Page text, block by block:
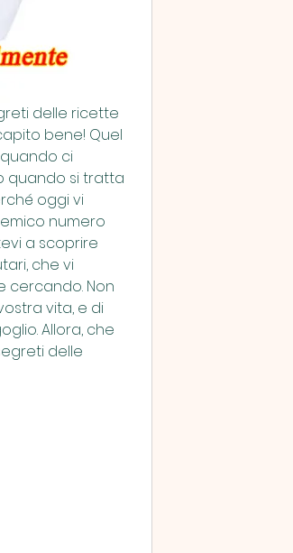
delle ricette
bene! Quel
ci
quando si tratta
oggi vi
numero
a scoprire
che vi
cercando. Non
vita, e di
Allora, che
delle